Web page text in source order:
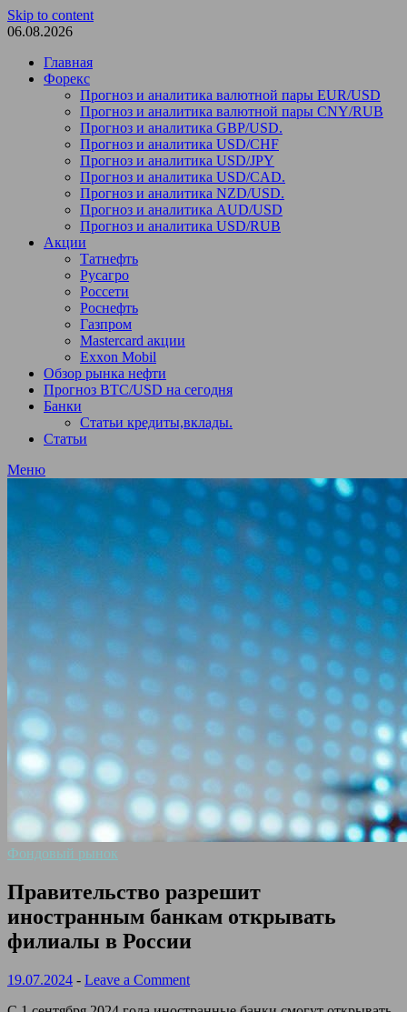
Skip to content
06.08.2026
Главная
Форекс
Прогноз и аналитика валютной пары EUR/USD
Прогноз и аналитика валютной пары CNY/RUB
Прогноз и аналитика GBP/USD.
Прогноз и аналитика USD/CHF
Прогноз и аналитика USD/JPY
Прогноз и аналитика USD/CAD.
Прогноз и аналитика NZD/USD.
Прогноз и аналитика AUD/USD
Прогноз и аналитика USD/RUB
Акции
Татнефть
Русагро
Россети
Роснефть
Газпром
Mastercard акции
Exxon Mobil
Обзор рынка нефти
Прогноз BTC/USD на сегодня
Банки
Статьи кредиты,вклады.
Статьи
Меню
Фондовый рынок
Правительство разрешит
иностранным банкам открывать
филиалы в России
19.07.2024 - Leave a Comment